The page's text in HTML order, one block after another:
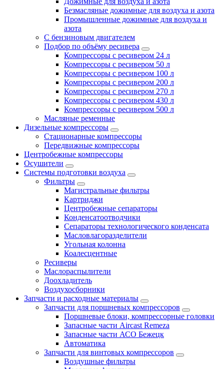
Безмасляные дожимные для воздуха и азота
Промышленные дожимные для воздуха и
азота
С бензиновым двигателем
Подбор по объёму ресивера
Компрессоры с ресивером 24 л
Компрессоры с ресивером 50 л
Компрессоры с ресивером 100 л
Компрессоры с ресивером 200 л
Компрессоры с ресивером 270 л
Компрессоры с ресивером 430 л
Компрессоры с ресивером 500 л
Масляные ременные
Дизельные компрессоры
Стационарные компрессоры
Передвижные компрессоры
Центробежные компрессоры
Осушители
Системы подготовки воздуха
Фильтры
Магистральные фильтры
Картриджи
Центробежные сепараторы
Конденсатоотводчики
Сепараторы технологического конденсата
Масловлагоразделители
Угольная колонна
Коалесцентные
Ресиверы
Маслораспылители
Доохладитель
Воздухосборники
Запчасти и расходные материалы
Запчасти для поршневых компрессоров
Поршневые блоки, компрессорные головки
Запасные части Aircast Remeza
Запасные части АСО Бежецк
Автоматика
Запчасти для винтовых компрессоров
Воздушные фильтры